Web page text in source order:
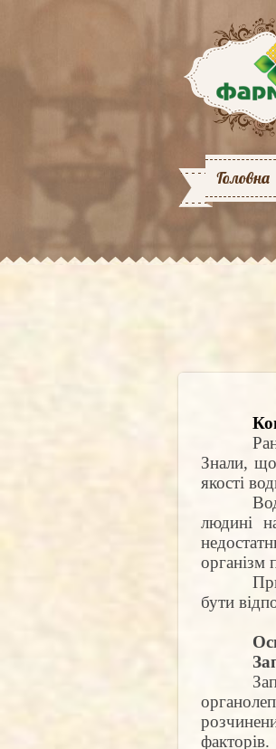
Головна
Знали,
якості
людині
організм
бути